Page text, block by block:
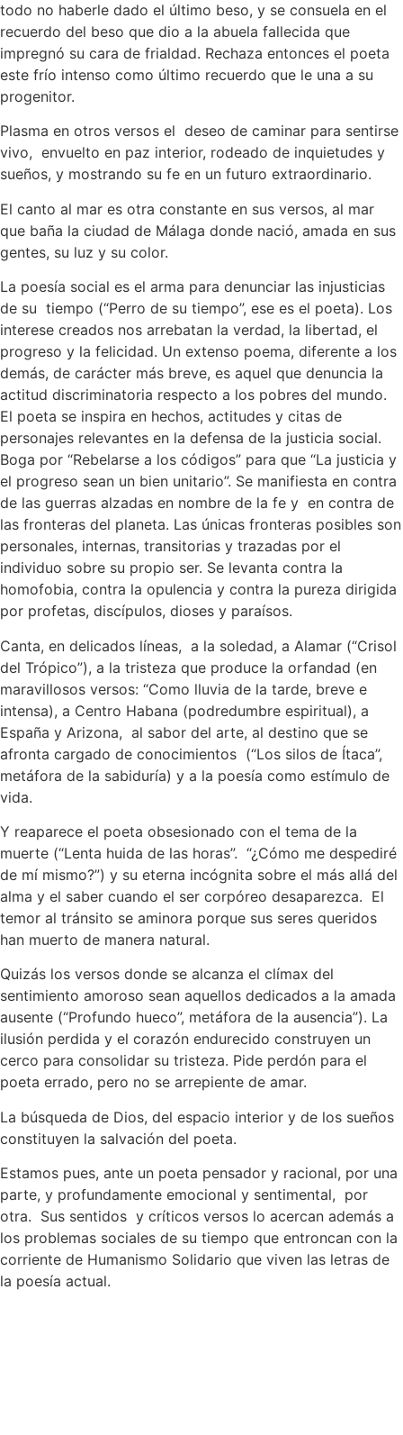
todo no haberle dado el último beso, y se consuela en el
recuerdo del beso que dio a la abuela fallecida que
impregnó su cara de frialdad. Rechaza entonces el poeta
este frío intenso como último recuerdo que le una a su
progenitor.
Plasma en otros versos el deseo de caminar para sentirse
vivo, envuelto en paz interior, rodeado de inquietudes y
sueños, y mostrando su fe en un futuro extraordinario.
El canto al mar es otra constante en sus versos, al mar
que baña la ciudad de Málaga donde nació, amada en sus
gentes, su luz y su color.
La poesía social es el arma para denunciar las injusticias
de su tiempo (“Perro de su tiempo”, ese es el poeta). Los
interese creados nos arrebatan la verdad, la libertad, el
progreso y la felicidad. Un extenso poema, diferente a los
demás, de carácter más breve, es aquel que denuncia la
actitud discriminatoria respecto a los pobres del mundo.
El poeta se inspira en hechos, actitudes y citas de
personajes relevantes en la defensa de la justicia social.
Boga por “Rebelarse a los códigos” para que “La justicia y
el progreso sean un bien unitario”. Se manifiesta en contra
de las guerras alzadas en nombre de la fe y en contra de
las fronteras del planeta. Las únicas fronteras posibles son
personales, internas, transitorias y trazadas por el
individuo sobre su propio ser. Se levanta contra la
homofobia, contra la opulencia y contra la pureza dirigida
por profetas, discípulos, dioses y paraísos.
Canta, en delicados líneas, a la soledad, a Alamar (“Crisol
del Trópico”), a la tristeza que produce la orfandad (en
maravillosos versos: “Como lluvia de la tarde, breve e
intensa), a Centro Habana (podredumbre espiritual), a
España y Arizona, al sabor del arte, al destino que se
afronta cargado de conocimientos (“Los silos de Ítaca”,
metáfora de la sabiduría) y a la poesía como estímulo de
vida.
Y reaparece el poeta obsesionado con el tema de la
muerte (“Lenta huida de las horas”. “¿Cómo me despediré
de mí mismo?”) y su eterna incógnita sobre el más allá del
alma y el saber cuando el ser corpóreo desaparezca. El
temor al tránsito se aminora porque sus seres queridos
han muerto de manera natural.
Quizás los versos donde se alcanza el clímax del
sentimiento amoroso sean aquellos dedicados a la amada
ausente (“Profundo hueco”, metáfora de la ausencia”). La
ilusión perdida y el corazón endurecido construyen un
cerco para consolidar su tristeza. Pide perdón para el
poeta errado, pero no se arrepiente de amar.
La búsqueda de Dios, del espacio interior y de los sueños
constituyen la salvación del poeta.
Estamos pues, ante un poeta pensador y racional, por una
parte, y profundamente emocional y sentimental, por
otra. Sus sentidos y críticos versos lo acercan además a
los problemas sociales de su tiempo que entroncan con la
corriente de Humanismo Solidario que viven las letras de
la poesía actual.